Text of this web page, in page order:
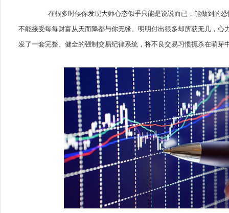
在很多时候你发现大师心态似乎只能是说说而已，能做到的恐
不能接受每每财富从天而降都与你无缘。明明付出很多却所获无几，
发了一套完整、健全的强制交易纪律系统，将不良交易习惯扼杀在萌芽